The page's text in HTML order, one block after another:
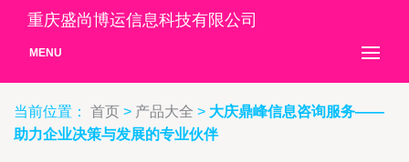
重庆盛尚博运信息科技有限公司
MENU
当前位置： 首页 > 产品大全 > 大庆鼎峰信息咨询服务——
助力企业决策与发展的专业伙伴